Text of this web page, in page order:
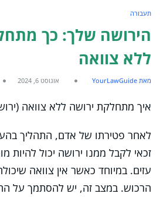
תעבורה
הירושה שלך: כך
ללא צוואה
מאת YourLawGuide אוגוסט 6, 2024
איך מתחלקת ירושה ללא צוואה
לאחר פטירתו של אדם, התהליך
זכאי לקבל ממנו ירושה יכול להיות
עזים. במיוחד כאשר אין צוואה
הרכוש. במצב זה, יש להסתמך על